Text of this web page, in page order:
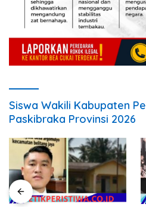
Siswa Wakili Kabupaten
Paskibraka Provinsi 2026